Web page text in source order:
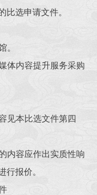
比选申请文件。
内容提升服务采购
本比选文件第四
容应作出实质性响
行报价。